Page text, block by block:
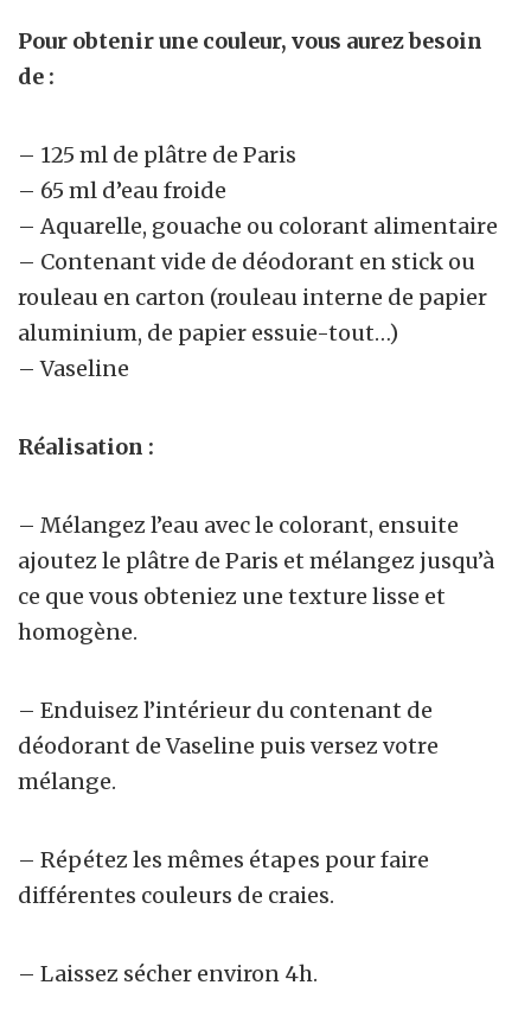
Pour obtenir une couleur, vous aurez besoin
de :
– 125 ml de plâtre de Paris
– 65 ml d’eau froide
– Aquarelle, gouache ou colorant alimentaire
– Contenant vide de déodorant en stick ou
rouleau en carton (rouleau interne de papier
aluminium, de papier essuie-tout…)
– Vaseline
Réalisation :
– Mélangez l’eau avec le colorant, ensuite
ajoutez le plâtre de Paris et mélangez jusqu’à
ce que vous obteniez une texture lisse et
homogène.
– Enduisez l’intérieur du contenant de
déodorant de Vaseline puis versez votre
mélange.
– Répétez les mêmes étapes pour faire
différentes couleurs de craies.
– Laissez sécher environ 4h.